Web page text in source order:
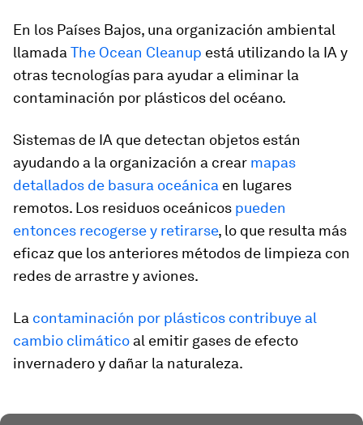
En los Países Bajos, una organización ambiental
llamada The Ocean Cleanup está utilizando la IA y
otras tecnologías para ayudar a eliminar la
contaminación por plásticos del océano.
Sistemas de IA que detectan objetos están
ayudando a la organización a crear mapas
detallados de basura oceánica en lugares
remotos. Los residuos oceánicos pueden
entonces recogerse y retirarse, lo que resulta más
eficaz que los anteriores métodos de limpieza con
redes de arrastre y aviones.
La contaminación por plásticos contribuye al
cambio climático al emitir gases de efecto
invernadero y dañar la naturaleza.